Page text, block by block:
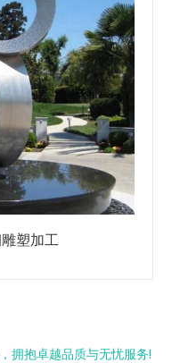
塑加工
拥抱卓越品质与无忧服务!